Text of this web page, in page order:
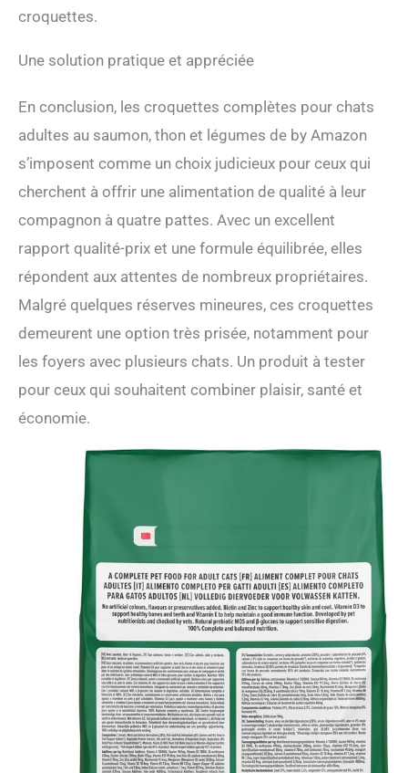
croquettes.
Une solution pratique et appréciée
En conclusion, les croquettes complètes pour chats
adultes au saumon, thon et légumes de by Amazon
s’imposent comme un choix judicieux pour ceux qui
cherchent à offrir une alimentation de qualité à leur
compagnon à quatre pattes. Avec un excellent
rapport qualité-prix et une formule équilibrée, elles
répondent aux attentes de nombreux propriétaires.
Malgré quelques réserves mineures, ces croquettes
demeurent une option très prisée, notamment pour
les foyers avec plusieurs chats. Un produit à tester
pour ceux qui souhaitent combiner plaisir, santé et
économie.